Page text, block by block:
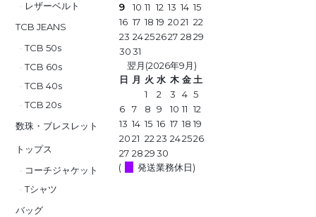
レザーベルト
TCB JEANS
TCB 50s
TCB 60s
TCB 40s
TCB 20s
数珠・ブレスレット
トップス
コーチジャケット
Tシャツ
バッグ
9
10 11 12 13 14 15
16 17 18 19 20 21 22
23 24252627 28 29
30 31
翌月(2026年9月)
日 月 火 水 木 金 土
1
2 3 4 5
6
7 8 9 10 11 12
13 14 15 16 17 18 19
20 21 22 23 242526
27 28 29 30
(
発送業務休日)